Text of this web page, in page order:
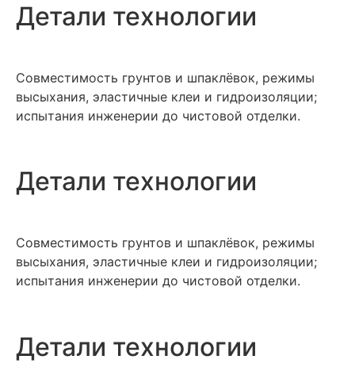
Детали технологии
Совместимость грунтов и шпаклёвок, режимы
высыхания, эластичные клеи и гидроизоляции;
испытания инженерии до чистовой отделки.
Детали технологии
Совместимость грунтов и шпаклёвок, режимы
высыхания, эластичные клеи и гидроизоляции;
испытания инженерии до чистовой отделки.
Детали технологии